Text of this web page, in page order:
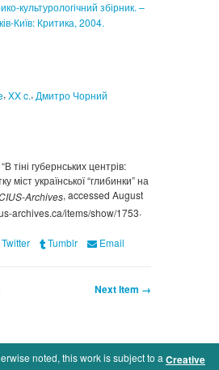
культурологічний збірник. –
Київ: Критика, 2004.
, XX c., Дмитро Чорний
тіні губернських центрів:
міст української “глибинки” на
Archives, accessed August
archives.ca/items/show/1753.
Twitter Tumblr Email
Next Item →
noted, this work is subject to a Creative